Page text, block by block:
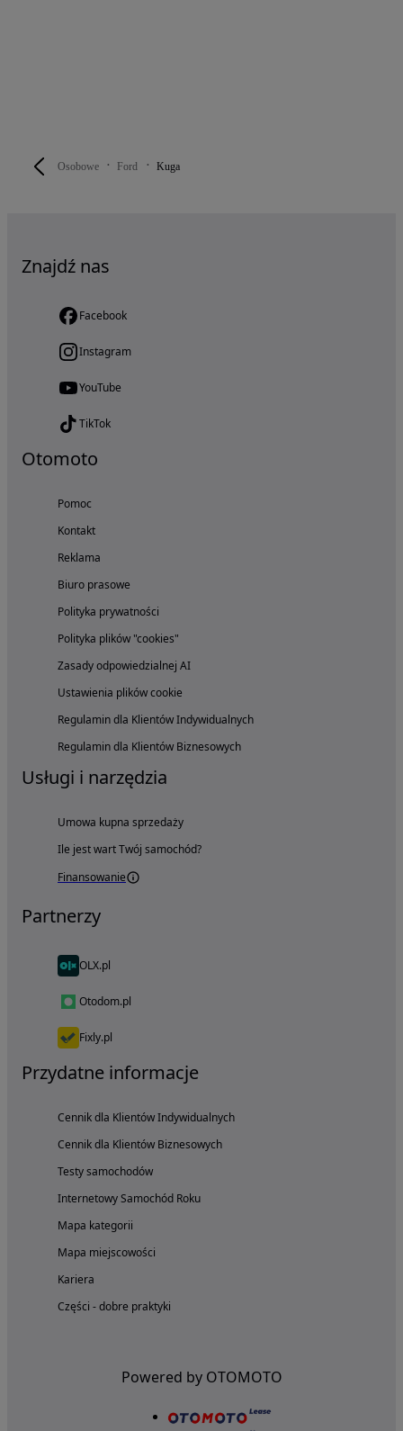
Osobowe Ford Kuga
Znajdź nas
Facebook
Instagram
YouTube
TikTok
Otomoto
Pomoc
Kontakt
Reklama
Biuro prasowe
Polityka prywatności
Polityka plików "cookies"
Zasady odpowiedzialnej AI
Ustawienia plików cookie
Regulamin dla Klientów Indywidualnych
Regulamin dla Klientów Biznesowych
Usługi i narzędzia
Umowa kupna sprzedaży
Ile jest wart Twój samochód?
Finansowanie
Partnerzy
OLX.pl
Otodom.pl
Fixly.pl
Przydatne informacje
Cennik dla Klientów Indywidualnych
Cennik dla Klientów Biznesowych
Testy samochodów
Internetowy Samochód Roku
Mapa kategorii
Mapa miejscowości
Kariera
Części - dobre praktyki
Powered by OTOMOTO